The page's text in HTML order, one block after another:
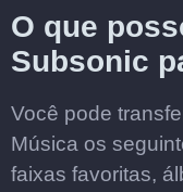
O que
Subsonic
Você pode
Música os
faixas favoritas,